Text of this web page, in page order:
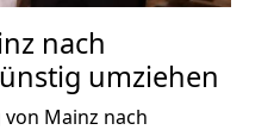
nach
umziehen
Mainz nach